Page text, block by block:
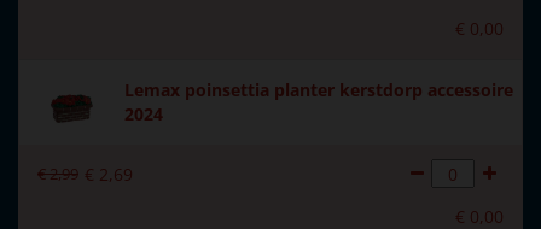
€ 0,00
Lemax poinsettia planter kerstdorp accessoire
2024
€2,99 € 2,69
€ 0,00